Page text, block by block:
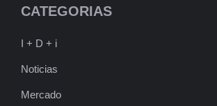
CATEGORIAS
I + D + i
Noticias
Mercado